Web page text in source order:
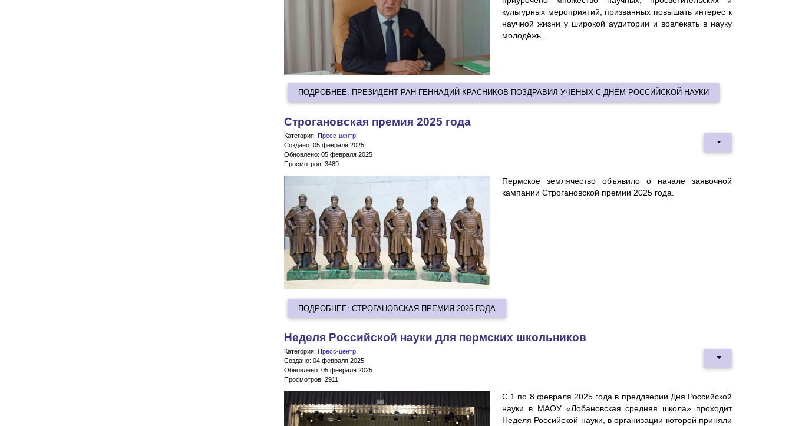
культурных мероприятий, призванных повышать интерес к
научной жизни у широкой аудитории и вовлекать в науку
молодёжь.
ПОДРОБНЕЕ: ПРЕЗИДЕНТ РАН ГЕННАДИЙ КРАСНИКОВ ПОЗДРАВИЛ УЧЁНЫХ С ДНЁМ РОССИЙСКОЙ НАУКИ
Строгановская премия 2025 года
Категория: Пресс-центр
Создано: 05 февраля 2025
Обновлено: 05 февраля 2025
Просмотров: 3489
Пермское землячество объявило о начале заявочной
кампании Строгановской премии 2025 года.
ПОДРОБНЕЕ: СТРОГАНОВСКАЯ ПРЕМИЯ 2025 ГОДА
Неделя Российской науки для пермских школьников
Категория: Пресс-центр
Создано: 04 февраля 2025
Обновлено: 05 февраля 2025
Просмотров: 2911
С 1 по 8 февраля 2025 года в преддверии Дня Российской
науки в МАОУ «Лобановская средняя школа» проходит
Неделя Российской науки, в организации которой приняли